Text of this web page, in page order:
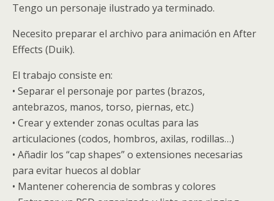
Tengo un personaje ilustrado ya terminado.
Necesito preparar el archivo para animación en After
Effects (Duik).
El trabajo consiste en:
• Separar el personaje por partes (brazos,
antebrazos, manos, torso, piernas, etc.)
• Crear y extender zonas ocultas para las
articulaciones (codos, hombros, axilas, rodillas…)
• Añadir los “cap shapes” o extensiones necesarias
para evitar huecos al doblar
• Mantener coherencia de sombras y colores